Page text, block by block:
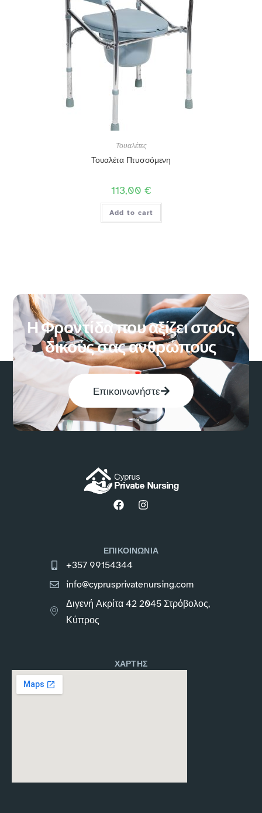
Τουαλέτες
Τουαλέτα Πτυσσόμενη
113,00 €
Add to cart
Η Φροντίδα που αξίζει στους
δικούς σας ανθρώπους
Επικοινωνήστε
ΕΠΙΚΟΙΝΩΝΙΑ
+357 99154344
info@cyprusprivatenursing.com
Διγενή Ακρίτα 42 2045 Στρόβολος,
Κύπρος
ΧΑΡΤΗΣ